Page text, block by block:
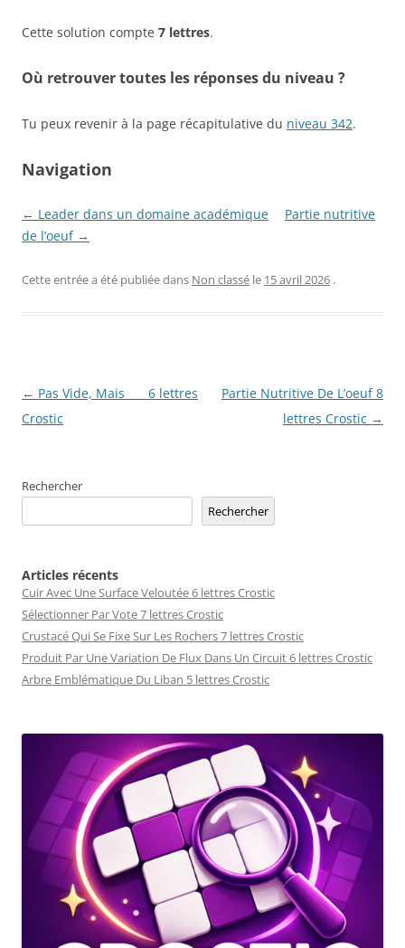
Cette solution compte 7 lettres.
Où retrouver toutes les réponses du niveau ?
Tu peux revenir à la page récapitulative du niveau 342.
Navigation
← Leader dans un domaine académique
Partie nutritive
de l’oeuf →
Cette entrée a été publiée dans Non classé le 15 avril 2026 .
Navigation
des
← Pas Vide, Mais ___ 6 lettres
Crostic
Partie Nutritive De L’oeuf 8
lettres Crostic →
Rechercher
Rechercher
Articles récents
Cuir Avec Une Surface Veloutée 6 lettres Crostic
Sélectionner Par Vote 7 lettres Crostic
Crustacé Qui Se Fixe Sur Les Rochers 7 lettres Crostic
Produit Par Une Variation De Flux Dans Un Circuit 6 lettres Crostic
Arbre Emblématique Du Liban 5 lettres Crostic